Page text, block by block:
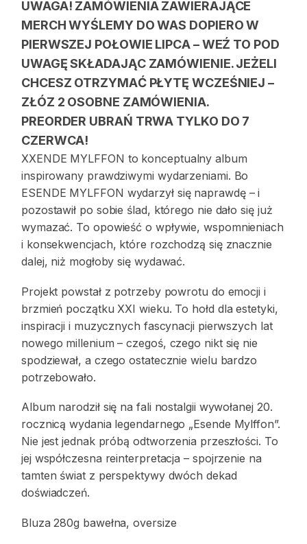
UWAGA! ZAMÓWIENIA ZAWIERAJĄCE
MERCH WYŚLEMY DO WAS DOPIERO W
PIERWSZEJ POŁOWIE LIPCA – WEŹ TO POD
UWAGĘ SKŁADAJĄC ZAMÓWIENIE. JEŻELI
CHCESZ OTRZYMAĆ PŁYTĘ WCZEŚNIEJ –
ZŁÓZ 2 OSOBNE ZAMÓWIENIA.
PREORDER UBRAŃ TRWA TYLKO DO 7
CZERWCA!
XXENDE MYLFFON to konceptualny album
inspirowany prawdziwymi wydarzeniami. Bo
ESENDE MYLFFON wydarzył się naprawdę – i
pozostawił po sobie ślad, którego nie dało się już
wymazać. To opowieść o wpływie, wspomnieniach
i konsekwencjach, które rozchodzą się znacznie
dalej, niż mogłoby się wydawać.
Projekt powstał z potrzeby powrotu do emocji i
brzmień początku XXI wieku. To hołd dla estetyki,
inspiracji i muzycznych fascynacji pierwszych lat
nowego millenium – czegoś, czego nikt się nie
spodziewał, a czego ostatecznie wielu bardzo
potrzebowało.
Album narodził się na fali nostalgii wywołanej 20.
rocznicą wydania legendarnego „Esende Mylffon”.
Nie jest jednak próbą odtworzenia przeszłości. To
jej współczesna reinterpretacja – spojrzenie na
tamten świat z perspektywy dwóch dekad
doświadczeń.
Bluza 280g bawełna, oversize